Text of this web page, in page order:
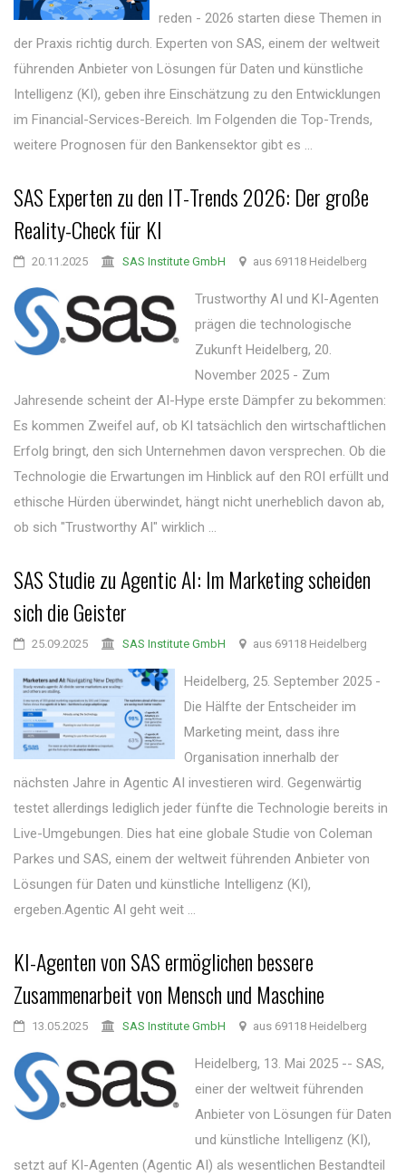
reden - 2026 starten diese Themen in
der Praxis richtig durch. Experten von SAS, einem der weltweit
führenden Anbieter von Lösungen für Daten und künstliche
Intelligenz (KI), geben ihre Einschätzung zu den Entwicklungen
im Financial-Services-Bereich. Im Folgenden die Top-Trends,
weitere Prognosen für den Bankensektor gibt es ...
SAS Experten zu den IT-Trends 2026: Der große
Reality-Check für KI
20.11.2025 SAS Institute GmbH aus 69118 Heidelberg
Trustworthy AI und KI-Agenten
prägen die technologische
Zukunft Heidelberg, 20.
November 2025 - Zum
Jahresende scheint der AI-Hype erste Dämpfer zu bekommen:
Es kommen Zweifel auf, ob KI tatsächlich den wirtschaftlichen
Erfolg bringt, den sich Unternehmen davon versprechen. Ob die
Technologie die Erwartungen im Hinblick auf den ROI erfüllt und
ethische Hürden überwindet, hängt nicht unerheblich davon ab,
ob sich "Trustworthy AI" wirklich ...
SAS Studie zu Agentic AI: Im Marketing scheiden
sich die Geister
25.09.2025 SAS Institute GmbH aus 69118 Heidelberg
Heidelberg, 25. September 2025 -
Die Hälfte der Entscheider im
Marketing meint, dass ihre
Organisation innerhalb der
nächsten Jahre in Agentic AI investieren wird. Gegenwärtig
testet allerdings lediglich jeder fünfte die Technologie bereits in
Live-Umgebungen. Dies hat eine globale Studie von Coleman
Parkes und SAS, einem der weltweit führenden Anbieter von
Lösungen für Daten und künstliche Intelligenz (KI),
ergeben.Agentic AI geht weit ...
KI-Agenten von SAS ermöglichen bessere
Zusammenarbeit von Mensch und Maschine
13.05.2025 SAS Institute GmbH aus 69118 Heidelberg
Heidelberg, 13. Mai 2025 -- SAS,
einer der weltweit führenden
Anbieter von Lösungen für Daten
und künstliche Intelligenz (KI),
setzt auf KI-Agenten (Agentic AI) als wesentlichen Bestandteil